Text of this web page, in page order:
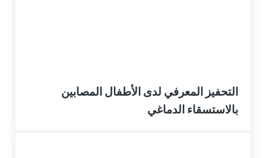
التحفيز المعرفي لدى الأطفال المصابين
بالاستسقاء الدماغي